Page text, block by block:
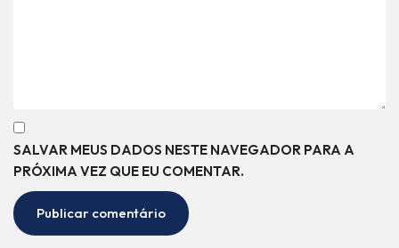
SALVAR MEUS DADOS NESTE NAVEGADOR PARA A
PRÓXIMA VEZ QUE EU COMENTAR.